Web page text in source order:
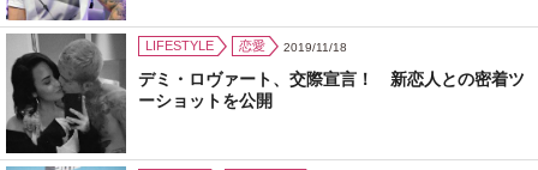
LIFESTYLE 恋愛 2019/11/18
デミ・ロヴァート、交際宣言！ 新恋人との密着ツ
ーショットを公開